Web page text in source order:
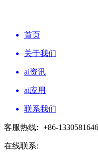
首页
关于我们
ai资讯
ai应用
联系我们
客服热线: +86-
在线联系: